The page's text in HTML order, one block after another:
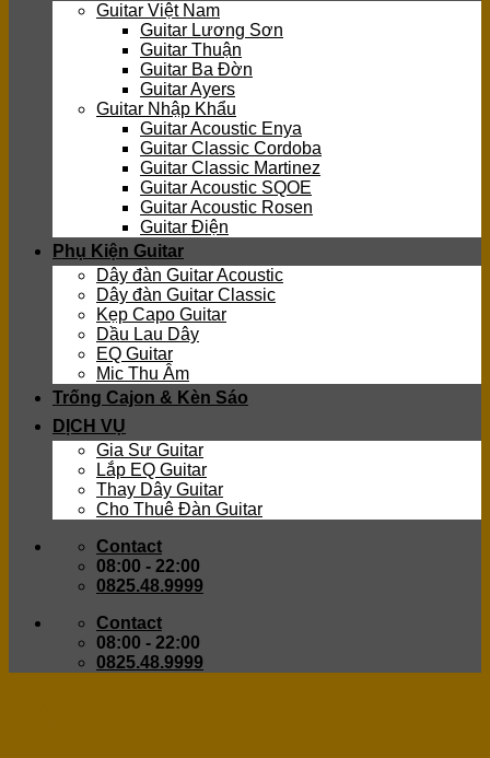
Guitar Việt Nam
Guitar Lương Sơn
Guitar Thuận
Guitar Ba Đờn
Guitar Ayers
Guitar Nhập Khẩu
Guitar Acoustic Enya
Guitar Classic Cordoba
Guitar Classic Martinez
Guitar Acoustic SQOE
Guitar Acoustic Rosen
Guitar Điện
Phụ Kiện Guitar
Dây đàn Guitar Acoustic
Dây đàn Guitar Classic
Kẹp Capo Guitar
Dầu Lau Dây
EQ Guitar
Mic Thu Âm
Trống Cajon & Kèn Sáo
DỊCH VỤ
Gia Sư Guitar
Lắp EQ Guitar
Thay Dây Guitar
Cho Thuê Đàn Guitar
Contact
08:00 - 22:00
0825.48.9999
Contact
08:00 - 22:00
0825.48.9999